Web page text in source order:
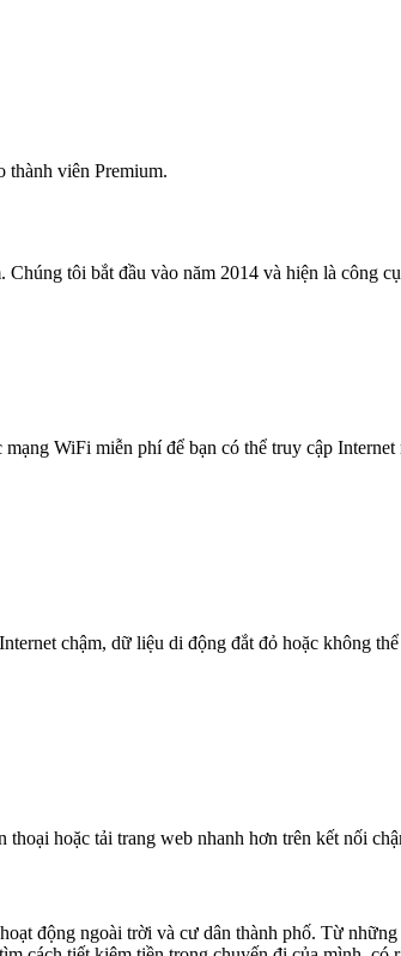
viên Premium.
tôi bắt đầu vào năm 2014 và hiện là công
WiFi miễn phí để bạn có thể truy cập
chậm, dữ liệu di động đắt đỏ hoặc không
hoặc tải trang web nhanh hơn trên kết nối
động ngoài trời và cư dân thành phố. Từ